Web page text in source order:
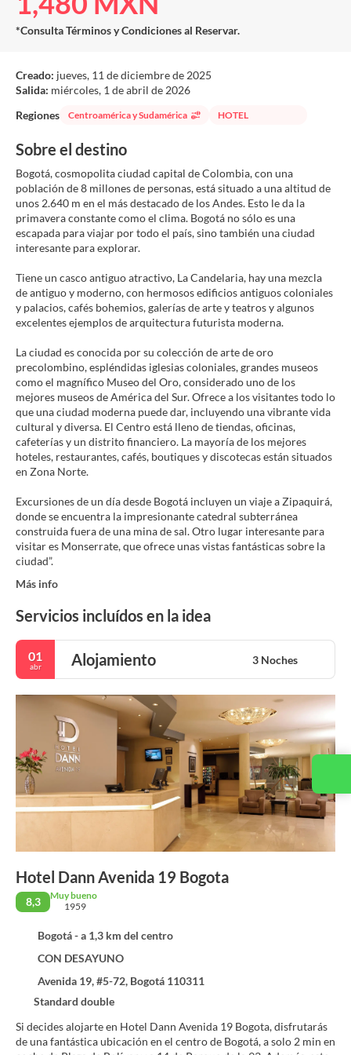
*Consulta Términos y Condiciones al Reservar.
Creado: jueves, 11 de diciembre de 2025
Salida: miércoles, 1 de abril de 2026
Regiones
Centroamérica y Sudamérica HOTEL
Sobre el destino
Bogotá, cosmopolita ciudad capital de Colombia, con una
población de 8 millones de personas, está situado a una altitud de
unos 2.640 m en el más destacado de los Andes. Esto le da la
primavera constante como el clima. Bogotá no sólo es una
escapada para viajar por todo el país, sino también una ciudad
interesante para explorar.
Tiene un casco antiguo atractivo, La Candelaria, hay una mezcla
de antiguo y moderno, con hermosos edificios antiguos coloniales
y palacios, cafés bohemios, galerías de arte y teatros y algunos
excelentes ejemplos de arquitectura futurista moderna.
La ciudad es conocida por su colección de arte de oro
precolombino, espléndidas iglesias coloniales, grandes museos
como el magnífico Museo del Oro, considerado uno de los
mejores museos de América del Sur. Ofrece a los visitantes todo lo
que una ciudad moderna puede dar, incluyendo una vibrante vida
cultural y diversa. El Centro está lleno de tiendas, oficinas,
cafeterías y un distrito financiero. La mayoría de los mejores
hoteles, restaurantes, cafés, boutiques y discotecas están situados
en Zona Norte.
Excursiones de un día desde Bogotá incluyen un viaje a Zipaquirá,
donde se encuentra la impresionante catedral subterránea
construida fuera de una mina de sal. Otro lugar interesante para
visitar es Monserrate, que ofrece unas vistas fantásticas sobre la
Más info
Servicios incluídos en la idea
01
abr Alojamiento 3 Noches
Hotel Dann Avenida 19 Bogota
8,3
Muy bueno
1959
Bogotá - a 1,3 km del centro
CON DESAYUNO
Avenida 19, #5-72, Bogotá 110311
Standard double
Si decides alojarte en Hotel Dann Avenida 19 Bogota, disfrutarás
de una fantástica ubicación en el centro de Bogotá, a solo 2 min en
Contacta con nosotros